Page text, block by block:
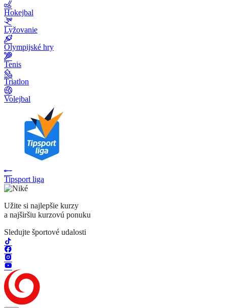
Hokejbal
Lyžovanie
Olympijské hry
Tenis
Triatlon
Volejbal
Tipsport liga
Užite si najlepšie kurzy
a najširšiu kurzovú ponuku
Sledujte športové udalosti